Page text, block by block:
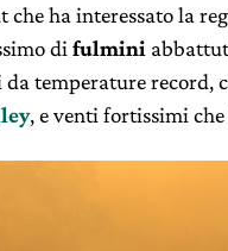
che ha interessato la
di fulmini
temperature record,
, e venti fortissimi